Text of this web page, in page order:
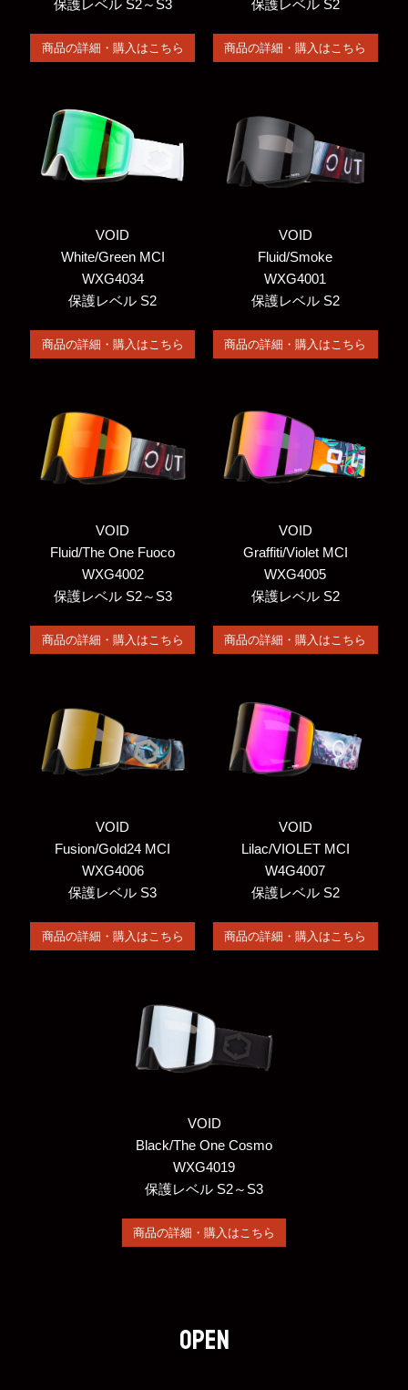
保護レベル S2～S3
商品の詳細・購入はこちら
保護レベル S2
商品の詳細・購入はこちら
VOID
White/Green MCI
WXG4034
保護レベル S2
商品の詳細・購入はこちら
VOID
Fluid/Smoke
WXG4001
保護レベル S2
商品の詳細・購入はこちら
VOID
Fluid/The One Fuoco
WXG4002
保護レベル S2～S3
商品の詳細・購入はこちら
VOID
Graffiti/Violet MCI
WXG4005
保護レベル S2
商品の詳細・購入はこちら
VOID
Fusion/Gold24 MCI
WXG4006
保護レベル S3
商品の詳細・購入はこちら
VOID
Lilac/VIOLET MCI
W4G4007
保護レベル S2
商品の詳細・購入はこちら
VOID
Black/The One Cosmo
WXG4019
保護レベル S2～S3
商品の詳細・購入はこちら
OPEN